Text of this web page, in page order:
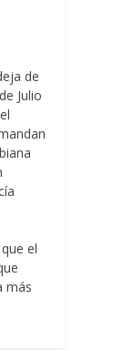
de
Julio
el
más